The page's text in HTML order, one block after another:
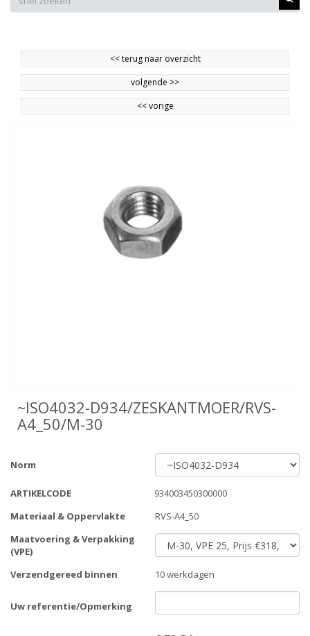
<<terug naar overzicht
volgende >>
<<vorige
~ISO4032-D934/ZESKANTMOER/RVS-
A4_50/M-30
Norm
ARTIKELCODE
934003450300000
Materiaal & Oppervlakte
RVS-A4_50
Maatvoering & Verpakking
(VPE)
Verzendgereed binnen
10 werkdagen
Uw referentie/Opmerking